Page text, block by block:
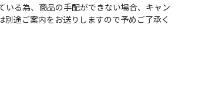
る為、商品の手配ができない場合、キャン
途ご案内をお送りしますので予めご了承く